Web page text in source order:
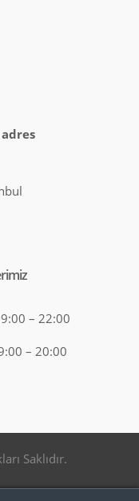
– 22:00
– 20:00
Saklıdır.